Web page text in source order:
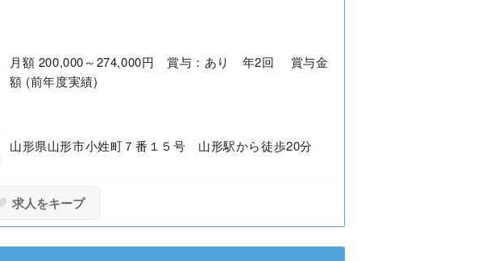
月額 200,000～274,000円 賞与：あり 年2回 賞与金
額 (前年度実績)
山形県山形市小姓町７番１５号 山形駅から徒歩20分
求人をキープ